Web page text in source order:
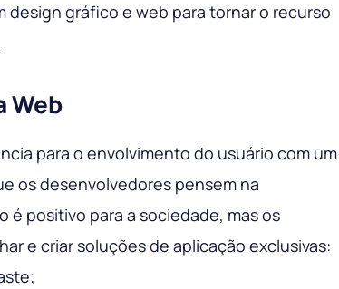
design gráfico e web para tornar o recurso
Web
para o envolvimento do usuário com um
os desenvolvedores pensem na
é positivo para a sociedade, mas os
e criar soluções de aplicação exclusivas: